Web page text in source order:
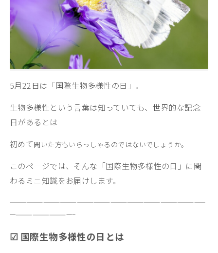
5月22日は「国際生物多様性の日」。
生物多様性という言葉は知っていても、 世界的な記念
日があるとは
初めて聞いた方もいらっしゃるのではないでしょうか。
このページでは、そんな「国際生物多様性の日」に関
わるミニ知識をお届けします。
———————————————————————————————————
———————————–
☑ 国際生物多様性の日とは